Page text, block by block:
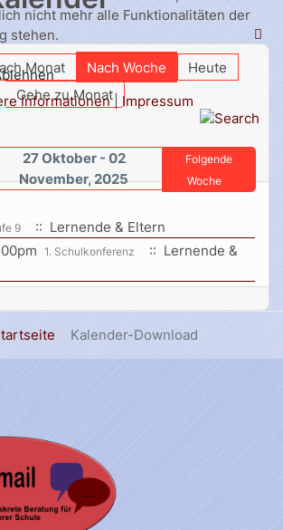
Monat Nach Woche
Heute
Gehe zu Monat
27 Oktober - 02
November, 2025
Folgende
Woche
9
:: Lernende & Eltern
1. Schulkonferenz
:: Lernende &
Kalender-Download
nicht mehr alle Funktionalitäten der
stehen.
Informationen| Impressum